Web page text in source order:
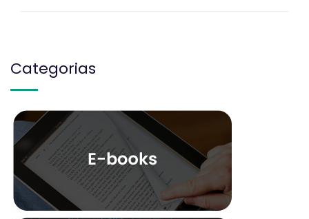
Categorias